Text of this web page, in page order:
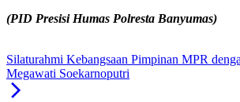
(PID Presisi Humas Polresta Banyumas)
Silaturahmi Kebangsaan Pimpinan MPR
Megawati Soekarnoputri